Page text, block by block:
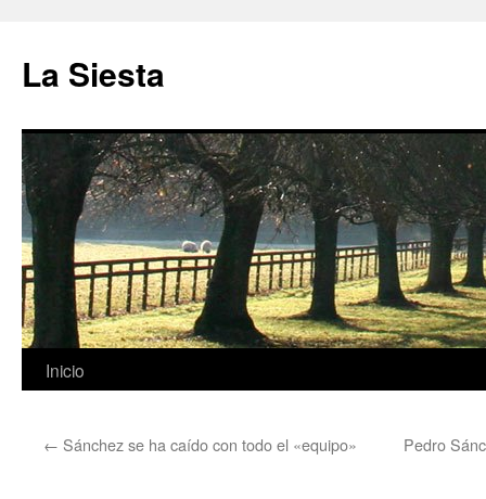
contenido
La Siesta
Inicio
← Sánchez se ha caído con todo el «equipo» Pedro